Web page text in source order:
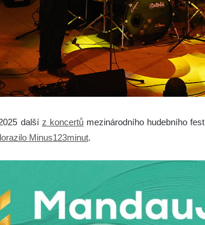
další z koncertůmezinárodního hudebního
Minus123minut.